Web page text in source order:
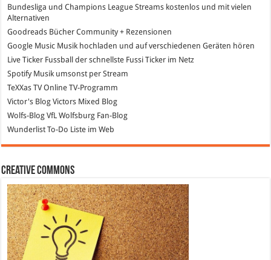
Bundesliga und Champions League Streams kostenlos und mit vielen
Alternativen
Goodreads Bücher Community + Rezensionen
Google Music Musik hochladen und auf verschiedenen Geräten hören
Live Ticker Fussball der schnellste Fussi Ticker im Netz
SpotifyMusik umsonst per Stream
TeXXas TVOnline TV-Programm
Victor's Blog Victors Mixed Blog
Wolfs-Blog VfL Wolfsburg Fan-Blog
Wunderlist To-Do Liste im Web
Creative Commons